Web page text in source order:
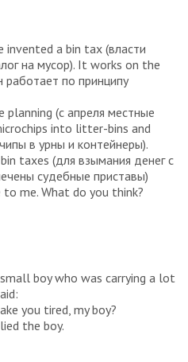
invented a bin tax (власти
на мусор). It works on the
работает по принципу
(с апреля местные
into litter-bins and
в урны и контейнеры).
taxes (для взымания денег с
судебные приставы)
me. What do you think?
boy who was carrying a lot
you tired, my boy?
the boy.